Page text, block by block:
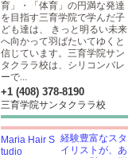
育」・「体育」の円満な発達
を目指す三育学院で学んだ子
ども達は、 きっと明るい未来
へ向かって羽ばたいてゆくと
信じています。三育学院サン
タクララ校は、シリコンバレ
ーで...
+1 (408) 378-8190
三育学院サンタクララ校
経験豊富なスタ
イリストが、あ